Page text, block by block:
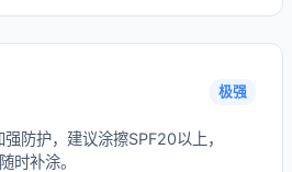
极强
防护，建议涂擦SPF20以上，
时补涂。